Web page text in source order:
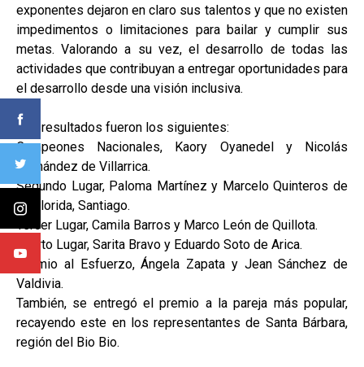
exponentes dejaron en claro sus talentos y que no existen
impedimentos o limitaciones para bailar y cumplir sus
metas. Valorando a su vez, el desarrollo de todas las
actividades que contribuyan a entregar oportunidades para
el desarrollo desde una visión inclusiva.
Los resultados fueron los siguientes:
Campeones Nacionales, Kaory Oyanedel y Nicolás
Hernández de Villarrica.
Segundo Lugar, Paloma Martínez y Marcelo Quinteros de
La Florida, Santiago.
Tercer Lugar, Camila Barros y Marco León de Quillota.
Cuarto Lugar, Sarita Bravo y Eduardo Soto de Arica.
Premio al Esfuerzo, Ángela Zapata y Jean Sánchez de
Valdivia.
También, se entregó el premio a la pareja más popular,
recayendo este en los representantes de Santa Bárbara,
región del Bio Bio.